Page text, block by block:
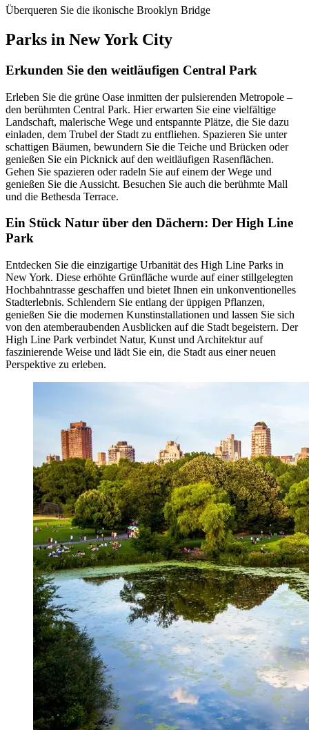
Überqueren Sie die ikonische Brooklyn Bridge
Parks in New York City
Erkunden Sie den weitläufigen Central Park
Erleben Sie die grüne Oase inmitten der pulsierenden Metropole –
den berühmten Central Park. Hier erwarten Sie eine vielfältige
Landschaft, malerische Wege und entspannte Plätze, die Sie dazu
einladen, dem Trubel der Stadt zu entfliehen. Spazieren Sie unter
schattigen Bäumen, bewundern Sie die Teiche und Brücken oder
genießen Sie ein Picknick auf den weitläufigen Rasenflächen.
Gehen Sie spazieren oder radeln Sie auf einem der Wege und
genießen Sie die Aussicht. Besuchen Sie auch die berühmte Mall
und die Bethesda Terrace.
Ein Stück Natur über den Dächern: Der High Line
Park
Entdecken Sie die einzigartige Urbanität des High Line Parks in
New York. Diese erhöhte Grünfläche wurde auf einer stillgelegten
Hochbahntrasse geschaffen und bietet Ihnen ein unkonventionelles
Stadterlebnis. Schlendern Sie entlang der üppigen Pflanzen,
genießen Sie die modernen Kunstinstallationen und lassen Sie sich
von den atemberaubenden Ausblicken auf die Stadt begeistern. Der
High Line Park verbindet Natur, Kunst und Architektur auf
faszinierende Weise und lädt Sie ein, die Stadt aus einer neuen
Perspektive zu erleben.